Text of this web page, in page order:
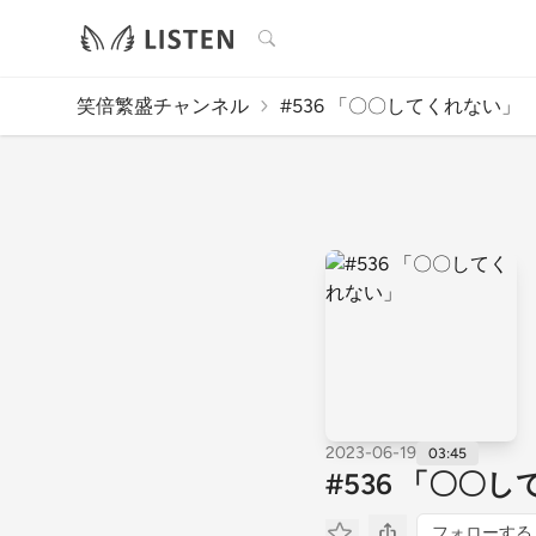
検索
笑倍繁盛チャンネル #536 「〇〇してくれない」
2023-06-19 03:45
#536 「〇〇し